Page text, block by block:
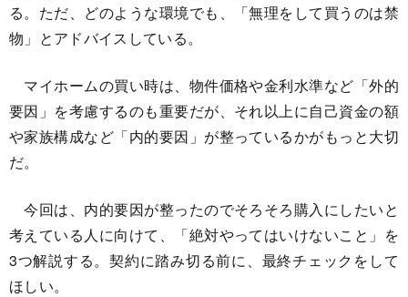
る。ただ、どのような環境でも、「無理をして買うのは禁
物」とアドバイスしている。
マイホームの買い時は、物件価格や金利水準など「外的
要因」を考慮するのも重要だが、それ以上に自己資金の額
や家族構成など「内的要因」が整っているかがもっと大切
だ。
今回は、内的要因が整ったのでそろそろ購入にしたいと
考えている人に向けて、「絶対やってはいけないこと」を
3つ解説する。契約に踏み切る前に、最終チェックをして
ほしい。